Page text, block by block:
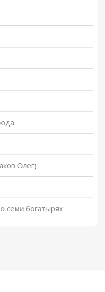
Олег)
семи богатырях